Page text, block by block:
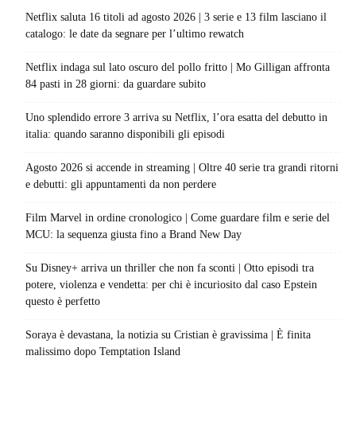
Netflix saluta 16 titoli ad agosto 2026 | 3 serie e 13 film lasciano il
catalogo: le date da segnare per l’ultimo rewatch
Netflix indaga sul lato oscuro del pollo fritto | Mo Gilligan affronta
84 pasti in 28 giorni: da guardare subito
Uno splendido errore 3 arriva su Netflix, l’ora esatta del debutto in
italia: quando saranno disponibili gli episodi
Agosto 2026 si accende in streaming | Oltre 40 serie tra grandi ritorni
e debutti: gli appuntamenti da non perdere
Film Marvel in ordine cronologico | Come guardare film e serie del
MCU: la sequenza giusta fino a Brand New Day
Su Disney+ arriva un thriller che non fa sconti | Otto episodi tra
potere, violenza e vendetta: per chi è incuriosito dal caso Epstein
questo è perfetto
Soraya è devastana, la notizia su Cristian è gravissima | È finita
malissimo dopo Temptation Island